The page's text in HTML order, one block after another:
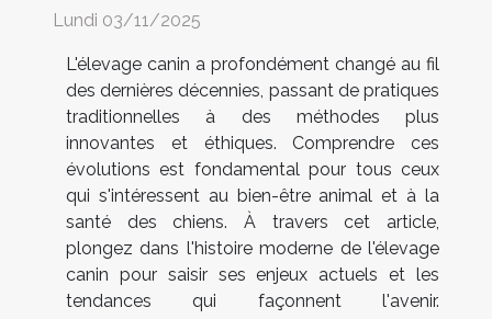
Lundi 03/11/2025
L'élevage canin a profondément changé au fil
des dernières décennies, passant de pratiques
traditionnelles à des méthodes plus
innovantes et éthiques. Comprendre ces
évolutions est fondamental pour tous ceux
qui s'intéressent au bien-être animal et à la
santé des chiens. À travers cet article,
plongez dans l'histoire moderne de l'élevage
canin pour saisir ses enjeux actuels et les
tendances qui façonnent l'avenir.